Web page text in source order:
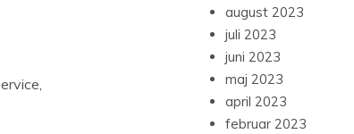
august 2023
juli 2023
juni 2023
maj 2023
april 2023
februar 2023